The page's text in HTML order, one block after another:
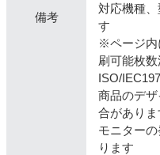
備考
対応機種
す
※ページ内
刷可能枚
ISO/
商品のデ
合がありま
モニター
ります